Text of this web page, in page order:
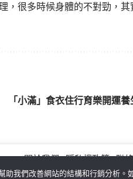
，很多時候身體的不對勁，其
「小滿」食衣住行育樂開運
關於我們 隱私權政策 聯
我們改善網站的結構和行銷分析。